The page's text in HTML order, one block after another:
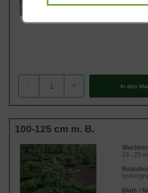
- + In den
100-125 cm m. B.
15 - 25 m
Blatt- /